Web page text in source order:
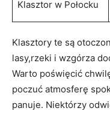
Klasztor w Połocku
Klasztory te są
lasy,rzeki i wzgórza
Warto poświęcić
‌poczuć atmosferę
panuje.‍ Niektórzy